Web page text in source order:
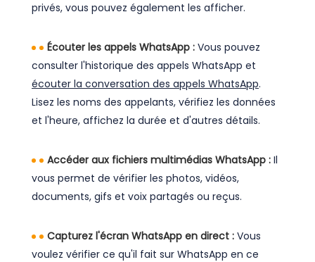
privés, vous pouvez également les afficher.
Écouter les appels WhatsApp : Vous pouvez
consulter l'historique des appels WhatsApp et
écouter la conversation des appels WhatsApp.
Lisez les noms des appelants, vérifiez les données
et l'heure, affichez la durée et d'autres détails.
Accéder aux fichiers multimédias WhatsApp : Il
vous permet de vérifier les photos, vidéos,
documents, gifs et voix partagés ou reçus.
Capturez l'écran WhatsApp en direct : Vous
voulez vérifier ce qu'il fait sur WhatsApp en ce